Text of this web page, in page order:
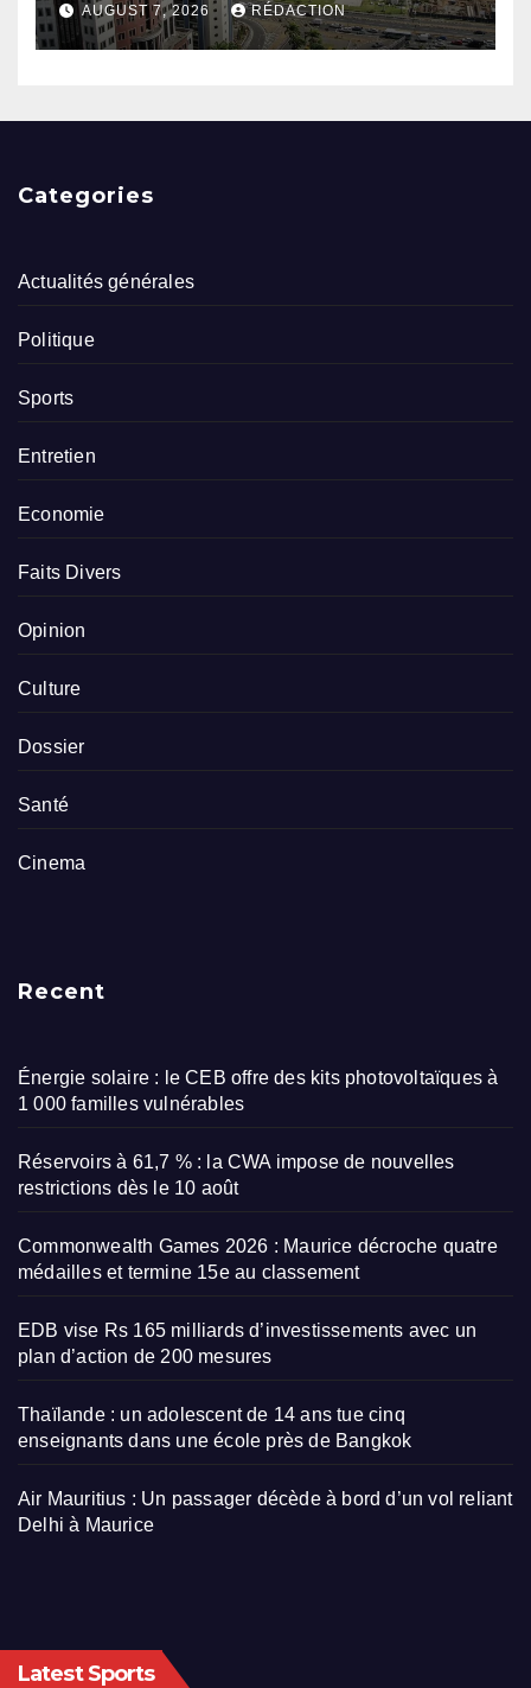
AUGUST 7, 2026 RÉDACTION
Categories
Actualités générales
Politique
Sports
Entretien
Economie
Faits Divers
Opinion
Culture
Dossier
Santé
Cinema
Recent
Énergie solaire : le CEB offre des kits photovoltaïques à
1 000 familles vulnérables
Réservoirs à 61,7 % : la CWA impose de nouvelles
restrictions dès le 10 août
Commonwealth Games 2026 : Maurice décroche quatre
médailles et termine 15e au classement
EDB vise Rs 165 milliards d’investissements avec un
plan d’action de 200 mesures
Thaïlande : un adolescent de 14 ans tue cinq
enseignants dans une école près de Bangkok
Air Mauritius : Un passager décède à bord d’un vol reliant
Delhi à Maurice
Latest Sports